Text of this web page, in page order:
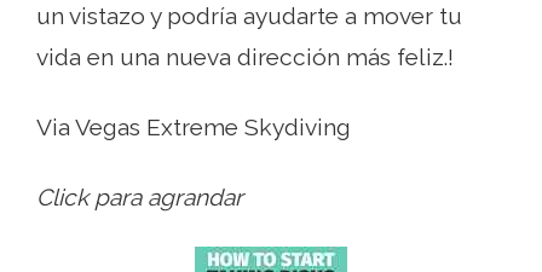
un vistazo y podría ayudarte a mover tu
vida en una nueva dirección más feliz.!
Via Vegas Extreme Skydiving
Click para agrandar